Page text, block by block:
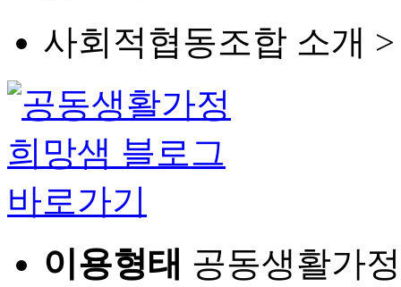
사회적협동조합 소개
이용형태 공동생활가